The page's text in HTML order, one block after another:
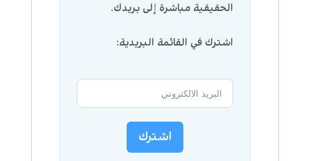
الحقيقية مباشرة إلى بريدك.
اشترك في القائمة البريدية:
اشترك